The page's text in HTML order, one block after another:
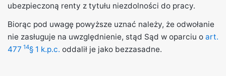
ubezpieczoną renty z tytułu niezdolności do pracy.
Biorąc pod uwagę powyższe uznać należy, że odwołanie
nie zasługuje na uwzględnienie, stąd Sąd w oparciu o art.
477 14§ 1 k.p.c. oddalił je jako bezzasadne.